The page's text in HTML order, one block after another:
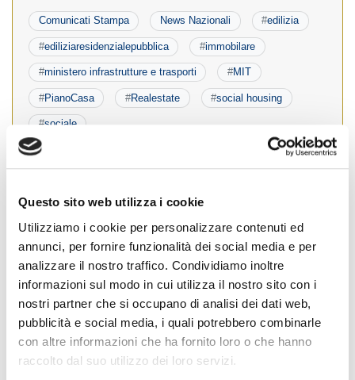
Questo sito web utilizza i cookie
Utilizziamo i cookie per personalizzare contenuti ed
annunci, per fornire funzionalità dei social media e per
analizzare il nostro traffico. Condividiamo inoltre
informazioni sul modo in cui utilizza il nostro sito con i
nostri partner che si occupano di analisi dei dati web,
pubblicità e social media, i quali potrebbero combinarle
con altre informazioni che ha fornito loro o che hanno
raccolto dal suo utilizzo dei loro servizi.
Comunicati Stampa News Nazionali #edilizia
#ediliziaresidenzialepubblica #immobilare
#ministero infrastrutture e trasporti #MIT
#PianoCasa #Realestate #social housing
#sociale
Cognome Associato
Nome Associato
Codice Associato FIAP